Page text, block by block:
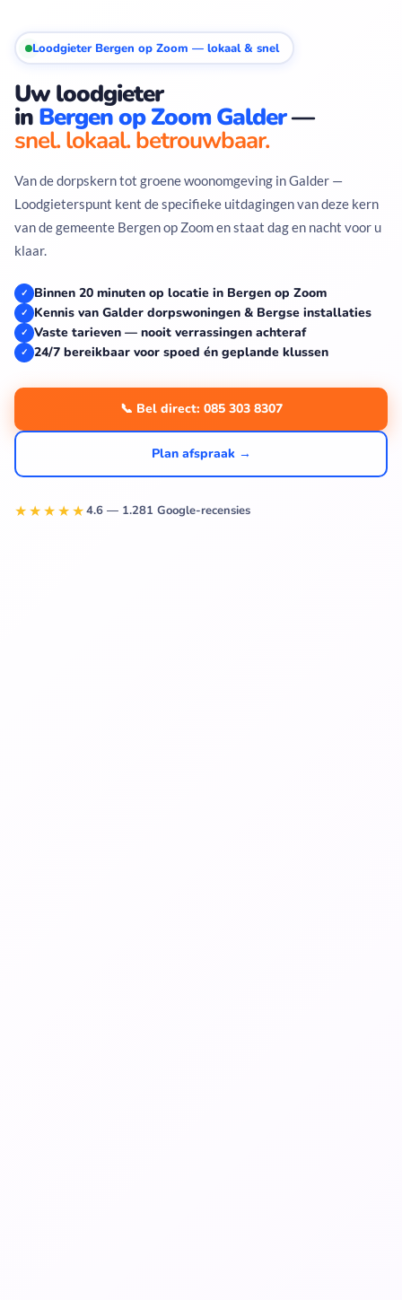
Loodgieter Bergen op Zoom — lokaal & snel
Uw loodgieter
in Bergen op Zoom Galder—
snel. lokaal. betrouwbaar.
Van de dorpskern tot groene woonomgeving in Galder —
Loodgieterspunt kent de specifieke uitdagingen van deze kern
van de gemeente Bergen op Zoom en staat dag en nacht voor u
klaar.
✓ Binnen 20 minuten op locatie in Bergen op Zoom
✓ Kennis van Galder dorpswoningen & Bergse installaties
✓ Vaste tarieven — nooit verrassingen achteraf
✓ 24/7 bereikbaar voor spoed én geplande klussen
📞 Bel direct: 085 303 8307
Plan afspraak →
★★★★★4.6 — 1.281 Google-recensies